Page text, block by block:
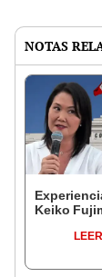
NOTAS
Keiko